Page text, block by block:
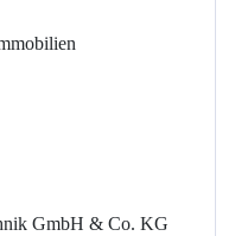
GmbH & Co. KG